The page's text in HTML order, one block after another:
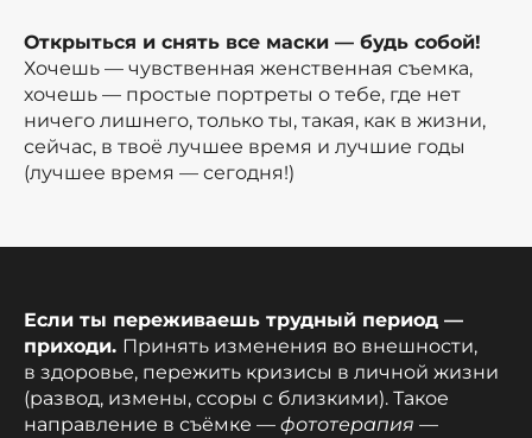
Открыться и снять все маски — будь собой!
Хочешь — чувственная женственная съемка,
хочешь — простые портреты о тебе, где нет
ничего лишнего, только ты, такая, как в жизни,
сейчас, в твоё лучшее время и лучшие годы
(лучшее время — сегодня!)
Если ты переживаешь трудный период —
приходи. Принять изменения во внешности,
в здоровье, пережить кризисы в личной жизни
(развод, измены, ссоры с близкими). Такое
направление в съёмке — фототерапия —